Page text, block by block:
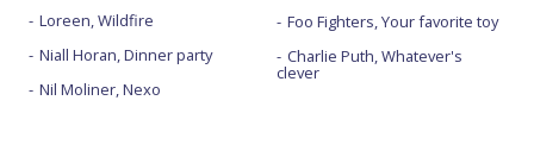
Loreen, Wildfire
Niall Horan, Dinner party
Nil Moliner, Nexo
Foo Fighters, Your favorite toy
Charlie Puth, Whatever's
clever